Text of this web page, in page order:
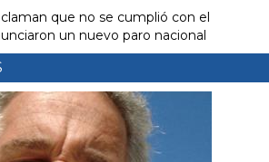
que no se cumplió con el
un nuevo paro nacional